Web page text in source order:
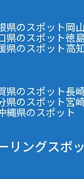
県のスポット岡
県のスポット徳
県のスポット高
県のスポット長
県のスポット宮
縄県のスポット
リングスポ